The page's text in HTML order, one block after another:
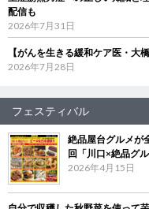
配信も
2026年7月31日
【がんを生きる緩和ケア医・大
2026年7月28日
フェスティバル
絶品屋台グルメが
回「川口×絶品グ
2026年4月15日